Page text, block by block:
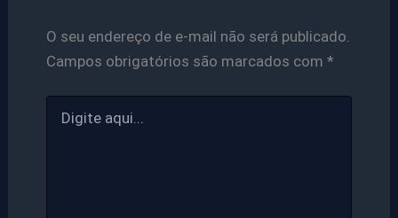
O seu endereço de e-mail não será publicado.
Campos obrigatórios são marcados com *
aqui...